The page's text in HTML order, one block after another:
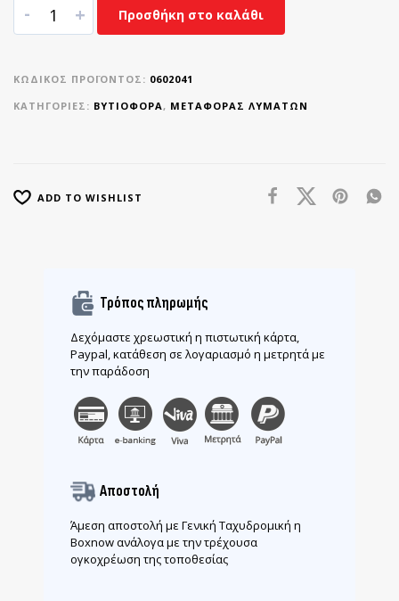
- + Προσθήκη στο καλάθι
ΚΩΔΙΚΌΣ ΠΡΟΪΌΝΤΟΣ: 0602041
ΚΑΤΗΓΟΡΊΕΣ: ΒΥΤΙΟΦΟΡΑ, ΜΕΤΑΦΟΡΆΣ ΛΥΜΆΤΩΝ
ADD TO WISHLIST
Τρόπος πληρωμής
Δεχόμαστε χρεωστική η πιστωτική κάρτα,
Paypal, κατάθεση σε λογαριασμό η μετρητά με
την παράδοση
Αποστολή
Άμεση αποστολή με Γενική Ταχυδρομική η
Boxnow ανάλογα με την τρέχουσα
ογκοχρέωση της τοποθεσίας